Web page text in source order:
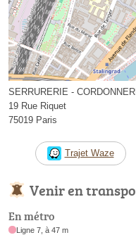
SERRURERIE -
19 Rue Riquet
75019 Paris
Trajet Waze
Venir en
En métro
Ligne 7, à 47 m